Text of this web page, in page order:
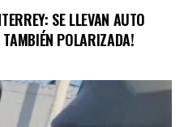
SE LLEVAN AUTO
POLARIZADA!